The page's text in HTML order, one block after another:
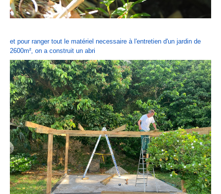
et pour ranger tout le matériel necessaire à l'entretien d'un jardin de
2600m², on a construit un abri